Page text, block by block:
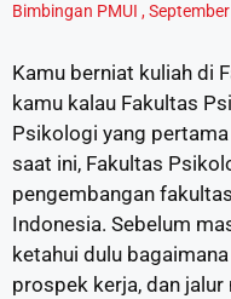
Bimbingan PMUI ,
Kamu berniat kuliah di
kamu kalau Fakultas
Psikologi yang
saat ini, Fakultas
pengembangan
Indonesia. Sebelum
ketahui dulu
prospek kerja, dan